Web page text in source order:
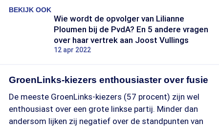
BEKIJK OOK
Wie wordt de opvolger van Lilianne
Ploumen bij de PvdA? En 5 andere vragen
over haar vertrek aan Joost Vullings
12 apr 2022
GroenLinks-kiezers enthousiaster over fusie
De meeste GroenLinks-kiezers (57 procent) zijn wel
enthousiast over een grote linkse partij. Minder dan
andersom lijken zij negatief over de standpunten van